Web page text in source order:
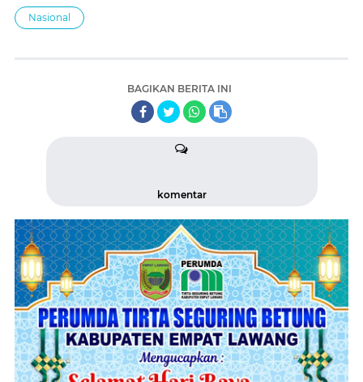
Nasional
BAGIKAN BERITA INI
komentar